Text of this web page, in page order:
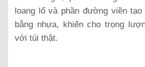
loang lổ và phần đường viền
bằng nhựa, khiến cho trọng
với túi thật.